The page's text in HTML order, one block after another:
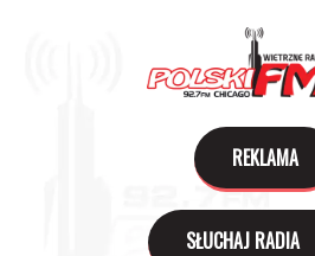
REKLAMA
SŁUCHAJ RADIA